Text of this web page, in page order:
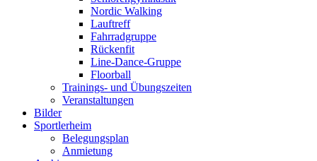
Nordic Walking
Lauftreff
Fahrradgruppe
Rückenfit
Line-Dance-Gruppe
Floorball
Trainings- und Übungszeiten
Veranstaltungen
Bilder
Sportlerheim
Belegungsplan
Anmietung